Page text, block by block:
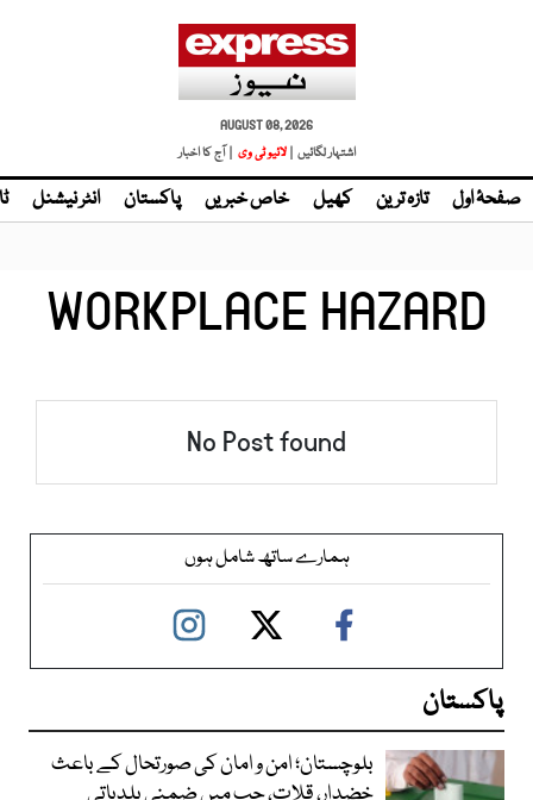
AUGUST 08, 2026
اشتہار لگائیں | لائیو ٹی وی | آج کا اخبار
صفحۂ اول تازہ ترین کھیل خاص خبریں پاکستان انٹر نیشنل
WORKPLACE HAZARD
No Post found
ہمارے ساتھ شامل ہوں
پاکستان
بلوچستان؛ امن و امان کی صورتحال کے باعث